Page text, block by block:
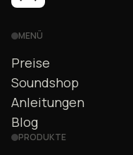
MENÜ
Preise
Soundshop
Anleitungen
Blog
PRODUKTE